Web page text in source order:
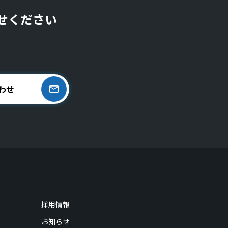
ください
せ
採用情報
お知らせ